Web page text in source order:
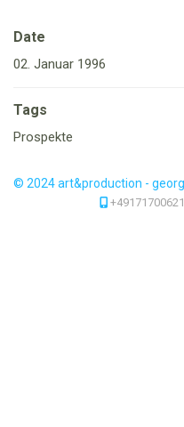
Date
02. Januar 1996
Tags
Prospekte
© 2024 art&production -